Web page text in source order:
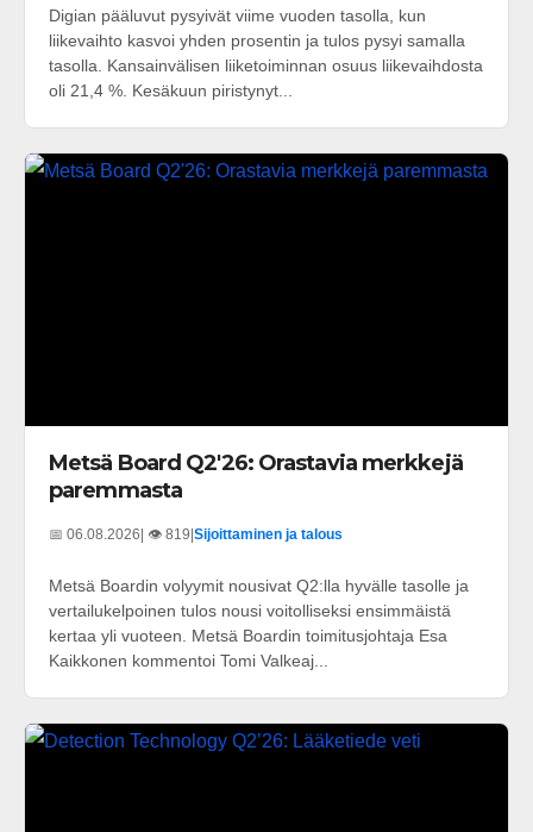
Digian pääluvut pysyivät viime vuoden tasolla, kun
liikevaihto kasvoi yhden prosentin ja tulos pysyi samalla
tasolla. Kansainvälisen liiketoiminnan osuus liikevaihdosta
oli 21,4 %. Kesäkuun piristynyt...
Metsä Board Q2'26: Orastavia merkkejä
paremmasta
📅 06.08.2026| 👁️ 819|Sijoittaminen ja talous
Metsä Boardin volyymit nousivat Q2:lla hyvälle tasolle ja
vertailukelpoinen tulos nousi voitolliseksi ensimmäistä
kertaa yli vuoteen. Metsä Boardin toimitusjohtaja Esa
Kaikkonen kommentoi Tomi Valkeaj...